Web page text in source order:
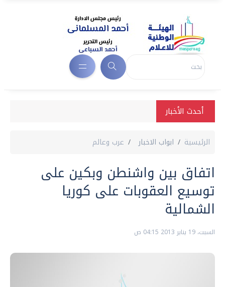
أحدث الأخبار
الرئيسية ابواب الاخبار عرب وعالم
اتفاق بين واشنطن وبكين على
توسيع العقوبات على كوريا
الشمالية
السبت، 19 يناير 2013 04:15 ص